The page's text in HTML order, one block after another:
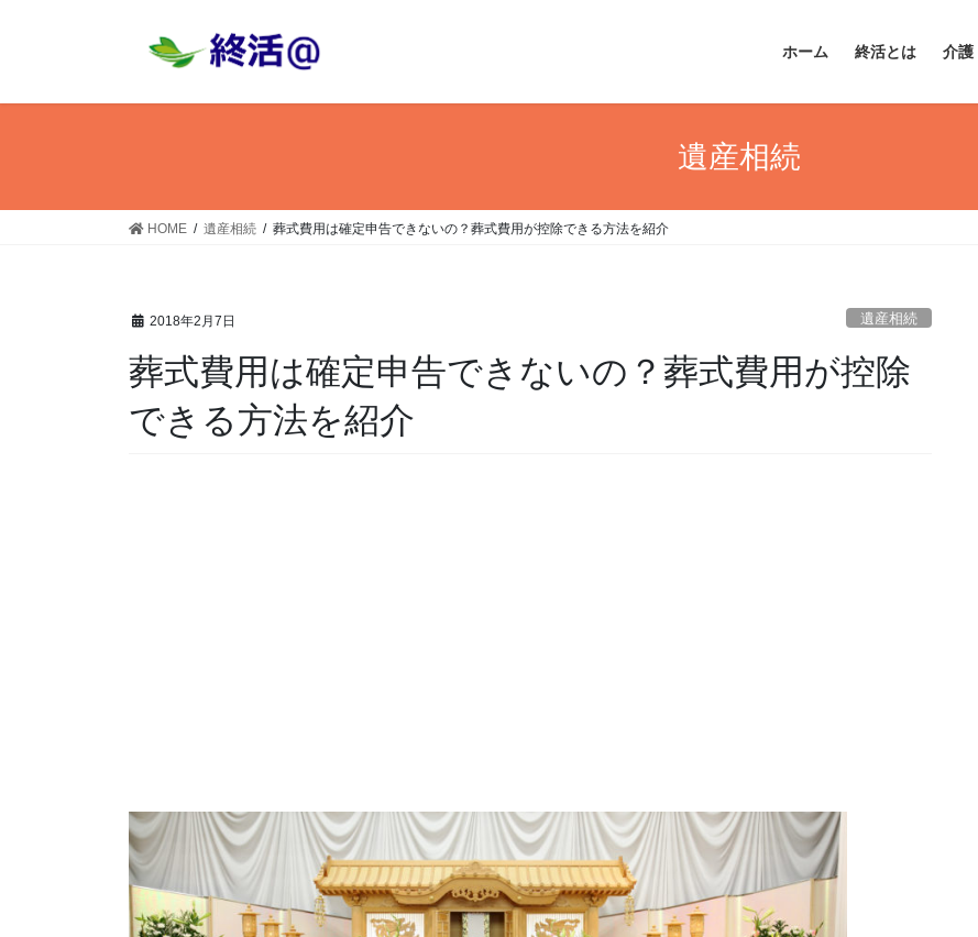
ホーム 終活とは 介護
遺産相続
HOME 遺産相続 葬式費用は確定申告できないの？葬式費用が控除できる方法を紹介
2018年2月7日 遺産相続
葬式費用は確定申告できないの？葬式費用が控除
できる方法を紹介